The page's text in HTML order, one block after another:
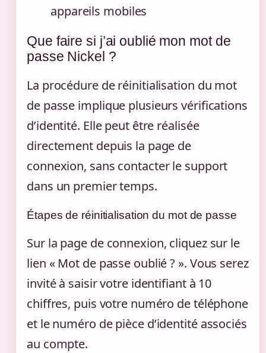
appareils mobiles
Que faire si j’ai oublié mon mot de
passe Nickel ?
La procédure de réinitialisation du mot
de passe implique plusieurs vérifications
d’identité. Elle peut être réalisée
directement depuis la page de
connexion, sans contacter le support
dans un premier temps.
Étapes de réinitialisation du mot de passe
Sur la page de connexion, cliquez sur le
lien « Mot de passe oublié ? ». Vous serez
invité à saisir votre identifiant à 10
chiffres, puis votre numéro de téléphone
et le numéro de pièce d’identité associés
au compte.